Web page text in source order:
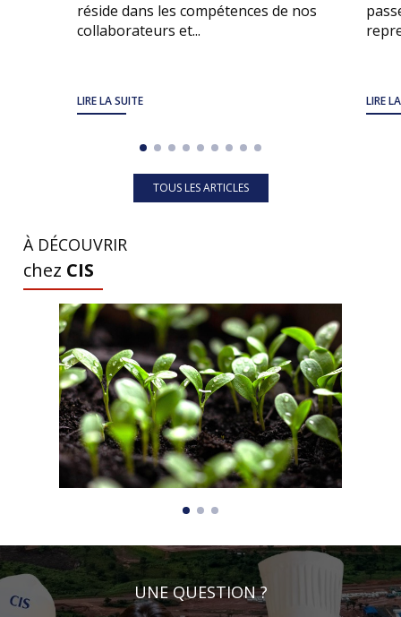
réside dans les compétences de nos
collaborateurs et...
LIRE LA SUITE LIRE
TOUS LES ARTICLES
À DÉCOUVRIR
chez CIS
UNE QUESTION ?